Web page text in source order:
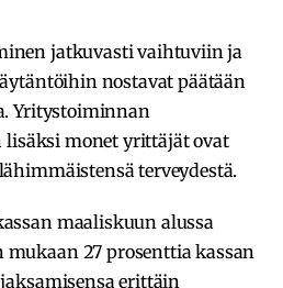
jatkuvasti vaihtuviin ja
nostavat päätään
Yritystoiminnan
lisäksi monet yrittäjät ovat
terveydestä.
maaliskuun alussa
27 prosenttia kassan
erittäin